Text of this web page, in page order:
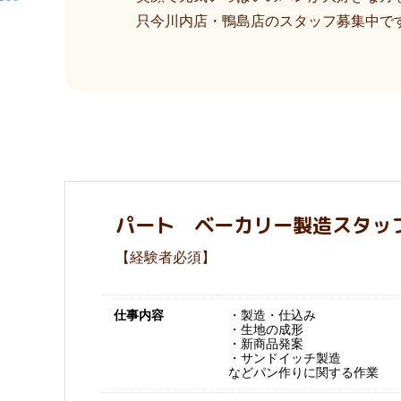
只今川内店・鴨島店のスタッフ募集中で
パート ベーカリー製造スタッ
【経験者必須】
仕事内容
・製造・仕込み
・生地の成形
・新商品発案
・サンドイッチ製造
などパン作りに関する作業